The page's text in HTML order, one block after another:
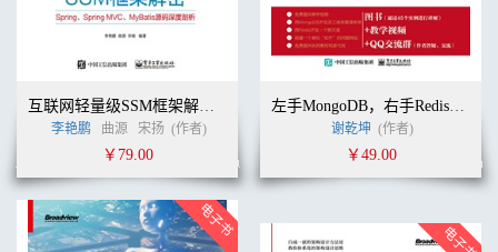
互联网轻量级SSM框架解密：Spring、Spring MVC、MyBatis源码深度剖析
李艳鹏 曲源 宋扬 (作者)
￥79.00
左手MongoDB，右手Redis——从入门到商业实战
谢乾坤 (作者)
￥49.00